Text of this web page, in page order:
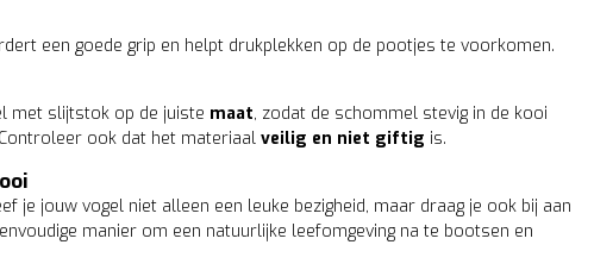
een goede grip en helpt drukplekken op de pootjes te voorkomen.
met slijtstok op de juiste maat, zodat de schommel stevig in de kooi
ook dat het materiaal veilig en niet giftig is.
je jouw vogel niet alleen een leuke bezigheid, maar draag je ook bij aan
manier om een natuurlijke leefomgeving na te bootsen en